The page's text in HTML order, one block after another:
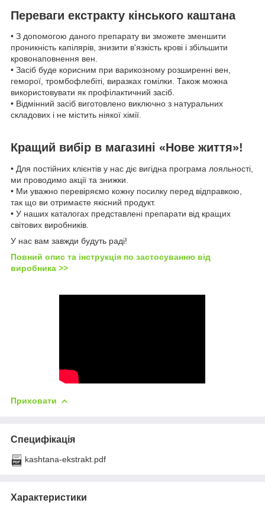
Переваги екстракту кінського каштана
• З допомогою даного препарату ви зможете зменшити
проникність капілярів, знизити в'язкість крові і збільшити
кровонаповнення вен.
• Засіб буде корисним при варикозному розширенні вен,
геморої, тромбофлебіті, виразках гомілки. Також можна
використовувати як профілактичний засіб.
• Відмінний засіб виготовлено виключно з натуральних
складових і не містить ніякої хімії.
Кращий вибір в магазині «Нове життя»!
• Для постійних клієнтів у нас діє вигідна програма лояльності,
ми проводимо акції та знижки.
• Ми уважно перевіряємо кожну посилку перед відправкою,
так що ви отримаєте якісний продукт.
• У наших каталогах представлені препарати від кращих
світових виробників.
У нас вам завжди будуть раді!
Повний опис та інструкція по застосуванню від
виробника >>
Приховати
Специфікація
kashtana-ekstrakt.pdf
Характеристики